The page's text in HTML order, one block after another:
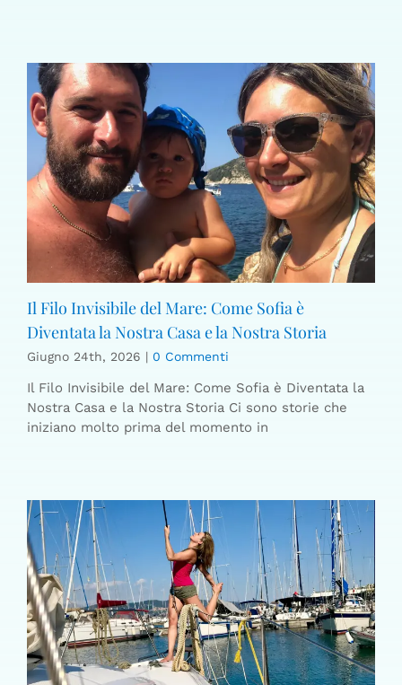
Il Filo Invisibile del Mare: Come Sofia è
Diventata la Nostra Casa e la Nostra Storia
Giugno 24th, 2026 | 0 Commenti
Il Filo Invisibile del Mare: Come Sofia è Diventata la
Nostra Casa e la Nostra Storia Ci sono storie che
iniziano molto prima del momento in